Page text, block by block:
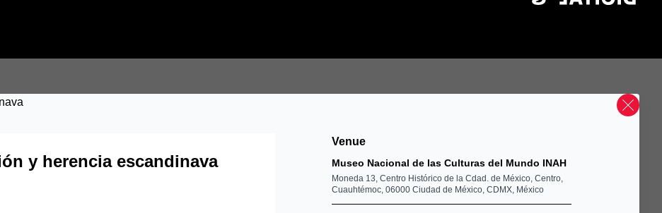
y herencia escandinava
Venue
Museo Nacional de las Culturas del Mundo INAH
Moneda 13, Centro Histórico de la Cdad. de México, Centro,
Cuauhtémoc, 06000 Ciudad de México, CDMX, México